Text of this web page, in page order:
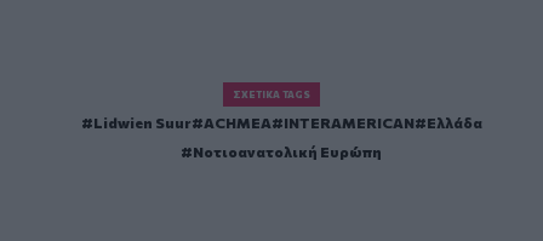
ΣΧΕΤΙΚΆ TAGS
Lidwien Suur ACHMEA INTERAMERICAN
Ελλάδα
Νοτιοανατολική Ευρώπη